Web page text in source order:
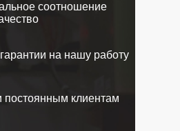
соотношение
на нашу работу
постоянным клиентам